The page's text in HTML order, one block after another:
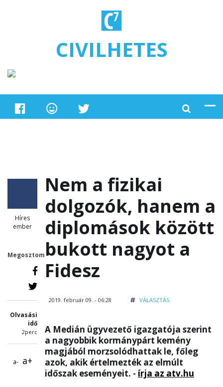
CIVILHETES
Híres
ember
Megosztom
Olvasási
idő
2perc
a- a+
Nem a fizikai
dolgozók, hanem a
diplomások között
bukott nagyot a
Fidesz
2019. február 09. - 06:28 VÁLASZTÁS
A Medián ügyvezető igazgatója szerint
a nagyobbik kormánypárt kemény
magjából morzsolódhattak le, főleg
azok, akik értelmezték az elmúlt
időszak eseményeit. - írja az atv.hu